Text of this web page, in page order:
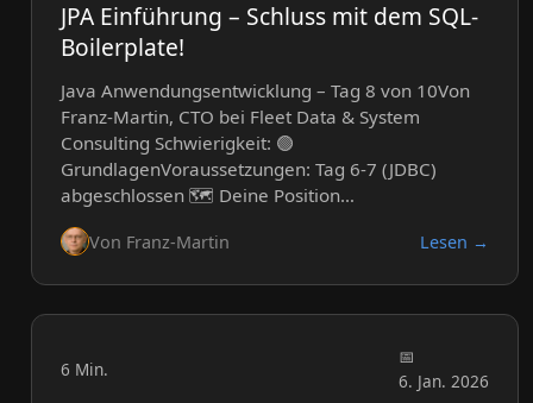
JPA Einführung – Schluss mit dem SQL-
Boilerplate!
Java Anwendungsentwicklung – Tag 8 von 10Von
Franz-Martin, CTO bei Fleet Data & System
Consulting Schwierigkeit: 🟢
GrundlagenVoraussetzungen: Tag 6-7 (JDBC)
abgeschlossen 🗺️ Deine Position…
Von Franz-Martin Lesen →
6. Jan. 2026
6 Min.